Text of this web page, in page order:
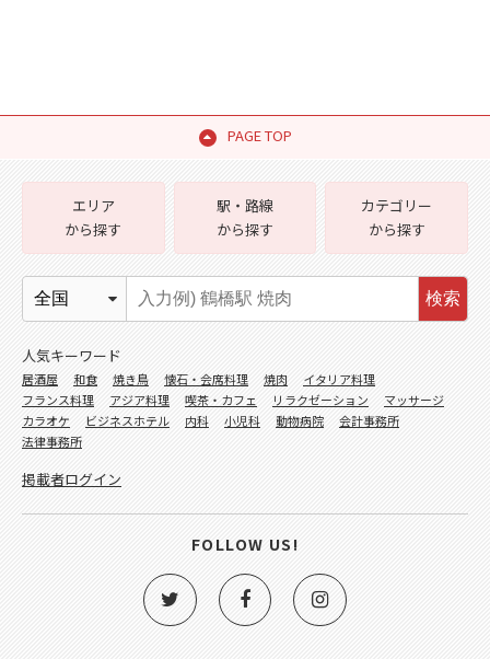
PAGE TOP
エリア
から探す
駅・路線
から探す
カテゴリー
から探す
検索
人気キーワード
居酒屋 和食 焼き鳥 懐石・会席料理 焼肉
イタリア料理
フランス料理
アジア料理 喫茶・カフェ リラクゼーション
マッサージ
カラオケ
ビジネスホテル 内科 小児科 動物病院
会計事務所
法律事務所
掲載者ログイン
FOLLOW US!